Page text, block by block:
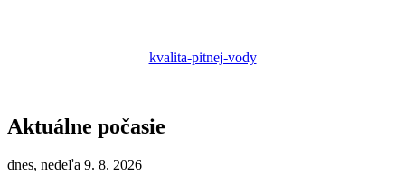
kvalita-pitnej-vody
Aktuálne počasie
dnes, nedeľa 9. 8. 2026